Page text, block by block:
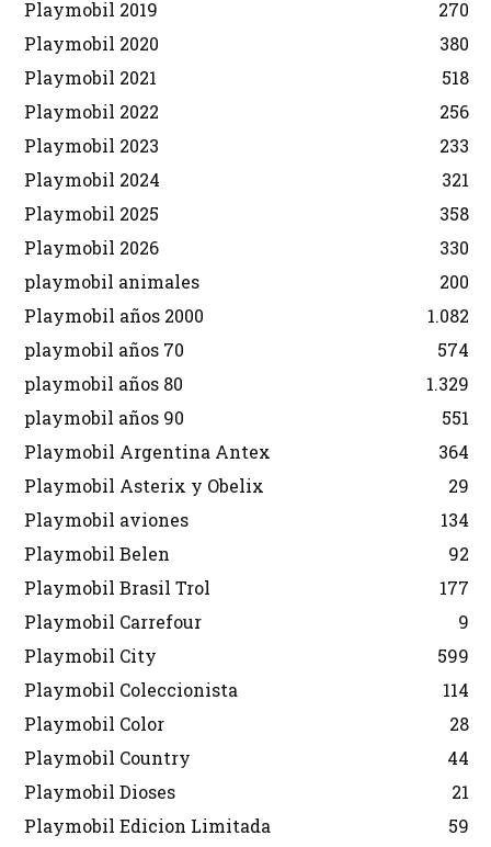
Playmobil 2019
270
Playmobil 2020
380
Playmobil 2021
518
Playmobil 2022
256
Playmobil 2023
233
Playmobil 2024
321
Playmobil 2025
358
Playmobil 2026
330
playmobil animales
200
Playmobil años 2000
1.082
playmobil años 70
574
playmobil años 80
1.329
playmobil años 90
551
Playmobil Argentina Antex
364
Playmobil Asterix y Obelix
29
Playmobil aviones
134
Playmobil Belen
92
Playmobil Brasil Trol
177
Playmobil Carrefour
9
Playmobil City
599
Playmobil Coleccionista
114
Playmobil Color
28
Playmobil Country
44
Playmobil Dioses
21
Playmobil Edicion Limitada
59